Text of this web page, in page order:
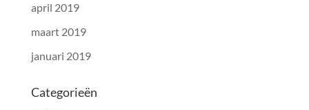
april 2019
maart 2019
januari 2019
Categorieën